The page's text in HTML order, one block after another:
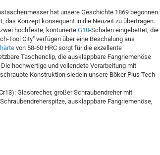
hat unsere Geschichte 1869 begonnen.
Konzept konsequent in die Neuzeit zu übertragen.
hochfeste, konturierteG10-Schalen eingebettet, die
Tool City" verfügen über eine Beschalung aus
von 58-60 HRC sorgt für die exzellente
Taschenclip, die ausklappbare Fangriemenöse
hochwertige und vollendete Verarbeitung mit
Konstruktion siedeln unsere Böker Plus Tech-
Glasbrecher, großer Schraubendreher mit
ausklappbare Fangriemenöse,